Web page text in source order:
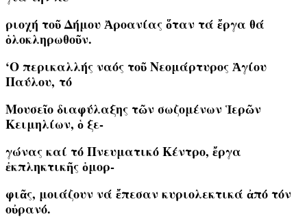
ριοχή τοῦ Δήμου Ἀροανίας ὅταν τά ἔργα θά
ὁλοκληρωθοῦν.
‘Ο περικαλλής ναός τοῦ Νεομάρτυρος Ἁγίου
Παύλου, τό
Μουσεῖο διαφύλαξης τῶν σωζομένων Ἱερῶν
Κειμηλίων, ὁ ξε-
γώνας καί τό Πνευματικό Κέντρο, ἔργα
ἐκπληκτικῆς ὁμορ-
φιᾶς, μοιάζουν νά ἔπεσαν κυριολεκτικά ἀπό τόν
οὐρανό.